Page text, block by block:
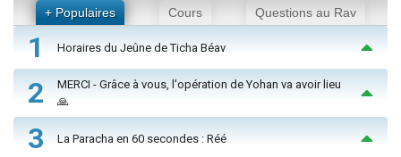
+ Populaires Cours Questions au Rav
1 Horaires du Jeûne de Ticha Béav
2
MERCI - Grâce à vous, l'opération de Yohan va avoir lieu
🙏
3 La Paracha en 60 secondes : Réé